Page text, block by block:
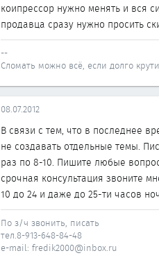
коипрессор нужно менять и вся
продавца сразу нужно просить
--
Сломать можно всё, если долго
08.07.2012
В связи с тем, что в последнее
не создавать отдельные темы.
раз по 8-10. Пишите любые
срочная консультация звоните
10 до 24 и даже до 25-ти часов
По з/ч звонить, писать
тел.8-913-648-84-48
e-mail: fredik2000@inbox.ru